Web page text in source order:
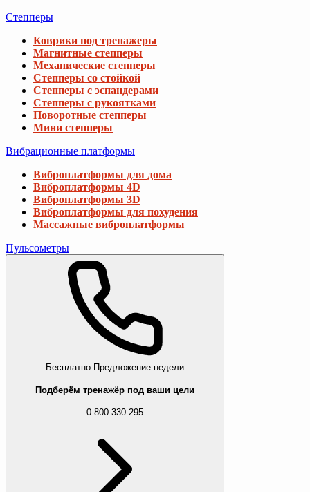
Степперы
Коврики под тренажеры
Магнитные степперы
Механические степперы
Степперы со стойкой
Степперы с эспандерами
Степперы с рукоятками
Поворотные степперы
Мини степперы
Вибрационные платформы
Виброплатформы для дома
Виброплатформы 4D
Виброплатформы 3D
Виброплатформы для похудения
Массажные виброплатформы
Пульсометры
Бесплатно Предложение недели
Подберём тренажёр под ваши цели
0 800 330 295